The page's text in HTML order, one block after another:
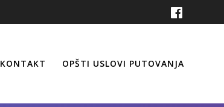
KONTAKT OPŠTI USLOVI PUTOVANJA